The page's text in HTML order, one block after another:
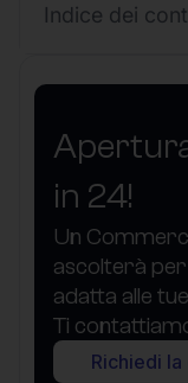
in 24!
Un
ascolterà
adatta alle
Ti
Richiedi
Indice dei